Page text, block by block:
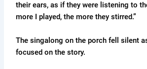
their ears, as if they were listening to
more I played, the more they stirred.”
The singalong on the porch fell silent
focused on the story.